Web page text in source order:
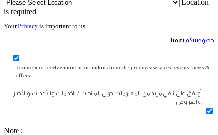
Location
is required
YourPrivacy is important to us.
خصوصيتكم تهمنا
I consent to receive more information about the products/services, events, news &
offers.
أوافق على تلقي مزيد من المعلومات حول المنتجات / الخدمات والأحداث والأخبار
Note :